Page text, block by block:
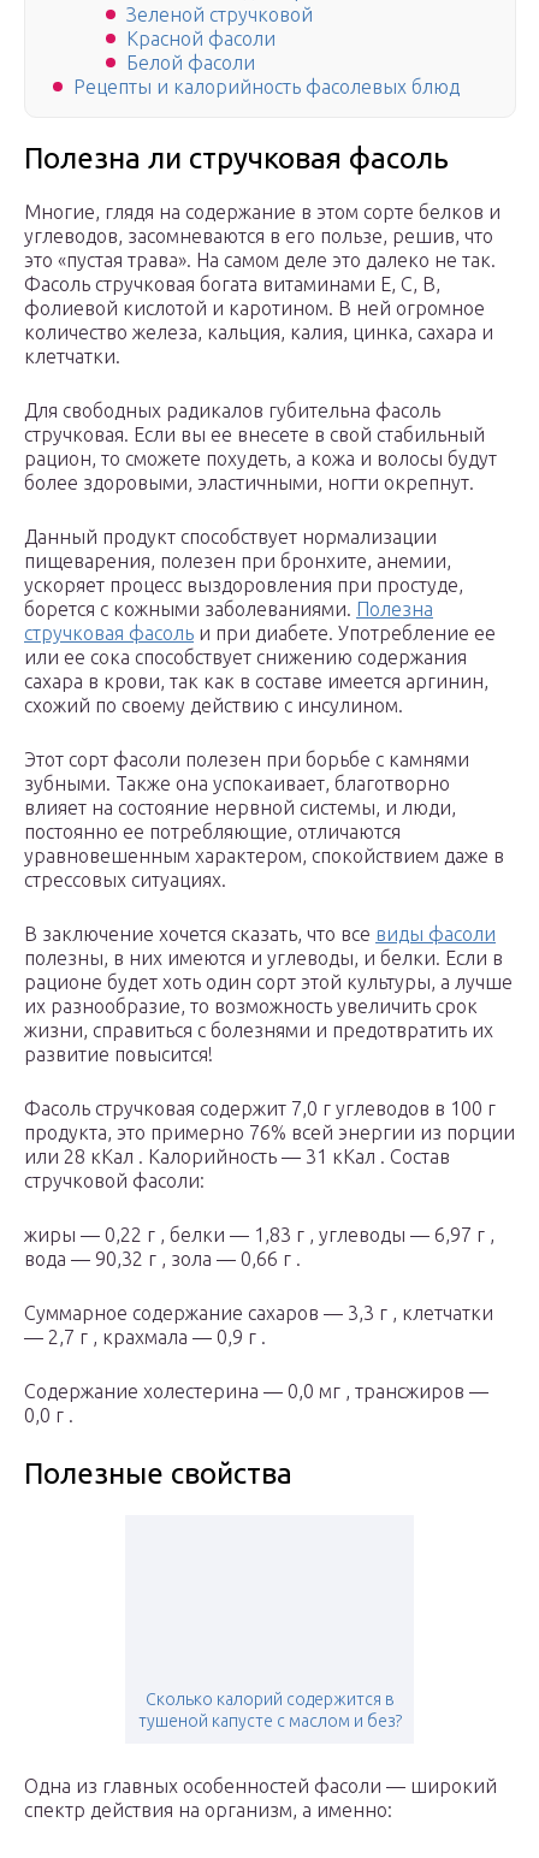
Зеленой стручковой
Красной фасоли
Белой фасоли
Рецепты и калорийность фасолевых блюд
Полезна ли стручковая фасоль
Многие, глядя на содержание в этом сорте белков и
углеводов, засомневаются в его пользе, решив, что
это «пустая трава». На самом деле это далеко не так.
Фасоль стручковая богата витаминами Е, С, В,
фолиевой кислотой и каротином. В ней огромное
количество железа, кальция, калия, цинка, сахара и
клетчатки.
Для свободных радикалов губительна фасоль
стручковая. Если вы ее внесете в свой стабильный
рацион, то сможете похудеть, а кожа и волосы будут
более здоровыми, эластичными, ногти окрепнут.
Данный продукт способствует нормализации
пищеварения, полезен при бронхите, анемии,
ускоряет процесс выздоровления при простуде,
борется с кожными заболеваниями. Полезна
стручковая фасоль и при диабете. Употребление ее
или ее сока способствует снижению содержания
сахара в крови, так как в составе имеется аргинин,
схожий по своему действию с инсулином.
Этот сорт фасоли полезен при борьбе с камнями
зубными. Также она успокаивает, благотворно
влияет на состояние нервной системы, и люди,
постоянно ее потребляющие, отличаются
уравновешенным характером, спокойствием даже в
стрессовых ситуациях.
В заключение хочется сказать, что все виды фасоли
полезны, в них имеются и углеводы, и белки. Если в
рационе будет хоть один сорт этой культуры, а лучше
их разнообразие, то возможность увеличить срок
жизни, справиться с болезнями и предотвратить их
развитие повысится!
Фасоль стручковая содержит 7,0 г углеводов в 100 г
продукта, это примерно 76% всей энергии из порции
или 28 кКал . Калорийность — 31 кКал . Состав
стручковой фасоли:
жиры — 0,22 г , белки — 1,83 г , углеводы — 6,97 г ,
вода — 90,32 г , зола — 0,66 г .
Суммарное содержание сахаров — 3,3 г , клетчатки
— 2,7 г , крахмала — 0,9 г .
Содержание холестерина — 0,0 мг , трансжиров —
0,0 г .
Полезные свойства
Сколько калорий содержится в
тушеной капусте с маслом и без?
Одна из главных особенностей фасоли — широкий
спектр действия на организм, а именно: